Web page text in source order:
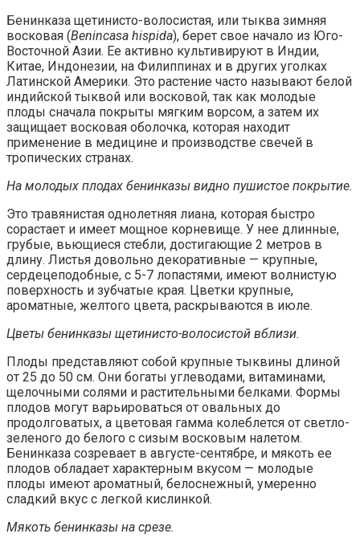
Бенинказа щетинисто-волосистая, или тыква зимняя
восковая (Benincasa hispida), берет свое начало из Юго-
Восточной Азии. Ее активно культивируют в Индии,
Китае, Индонезии, на Филиппинах и в других уголках
Латинской Америки. Это растение часто называют белой
индийской тыквой или восковой, так как молодые
плоды сначала покрыты мягким ворсом, а затем их
защищает восковая оболочка, которая находит
применение в медицине и производстве свечей в
тропических странах.
На молодых плодах бенинказы видно пушистое покрытие.
Это травянистая однолетняя лиана, которая быстро
сорастает и имеет мощное корневище. У нее длинные,
грубые, вьющиеся стебли, достигающие 2 метров в
длину. Листья довольно декоративные — крупные,
сердецеподобные, с 5-7 лопастями, имеют волнистую
поверхность и зубчатые края. Цветки крупные,
ароматные, желтого цвета, раскрываются в июле.
Цветы бенинказы щетинисто-волосистой вблизи.
Плоды представляют собой крупные тыквины длиной
от 25 до 50 см. Они богаты углеводами, витаминами,
щелочными солями и растительными белками. Формы
плодов могут варьироваться от овальных до
продолговатых, а цветовая гамма колеблется от светло-
зеленого до белого с сизым восковым налетом.
Бенинказа созревает в августе-сентябре, и мякоть ее
плодов обладает характерным вкусом — молодые
плоды имеют ароматный, белоснежный, умеренно
сладкий вкус с легкой кислинкой.
Мякоть бенинказы на срезе.